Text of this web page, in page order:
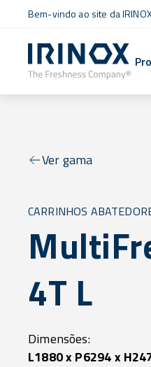
Bem-vindo ao site da
Ver gama
CARRINHOS
4T L
Dimensões:
L1880 x P6294 x